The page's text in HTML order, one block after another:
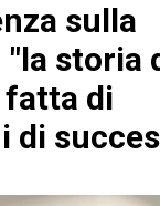
sulla
storia
fatta di
di